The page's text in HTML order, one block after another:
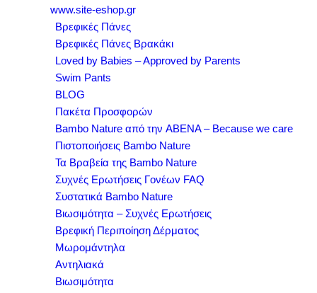
www.site-eshop.gr
Βρεφικές Πάνες
Βρεφικές Πάνες Βρακάκι
Loved by Babies – Approved by Parents
Swim Pants
BLOG
Πακέτα Προσφορών
Bambo Nature από την ABENA – Because we care
Πιστοποιήσεις Bambo Nature
Τα Βραβεία της Bambo Nature
Συχνές Ερωτήσεις Γονέων FAQ
Συστατικά Bambo Nature
Βιωσιμότητα – Συχνές Ερωτήσεις
Βρεφική Περιποίηση Δέρματος
Μωρομάντηλα
Αντηλιακά
Βιωσιμότητα